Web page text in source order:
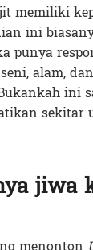
memiliki
ini
punya
alam,
ini
jiwa